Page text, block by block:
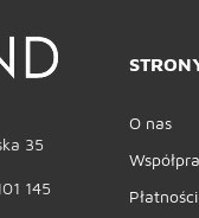
35
145
O nas